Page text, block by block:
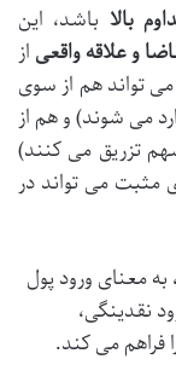
بالا باشد، این
و علاقه واقعی از
تواند هم از سوی
می شوند) و هم از
تزریق می کنند)
مثبت می تواند در
به معنای ورود پول
نقدینگی،
می کند.